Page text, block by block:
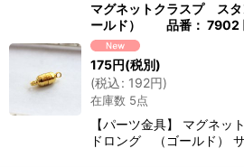
マグネットクラスプ ス
ールド） 品番： 7902
175円(税別)
(税込: 192円)
在庫数 5点
【パーツ金具】 マグネッ
ドロング （ゴールド）